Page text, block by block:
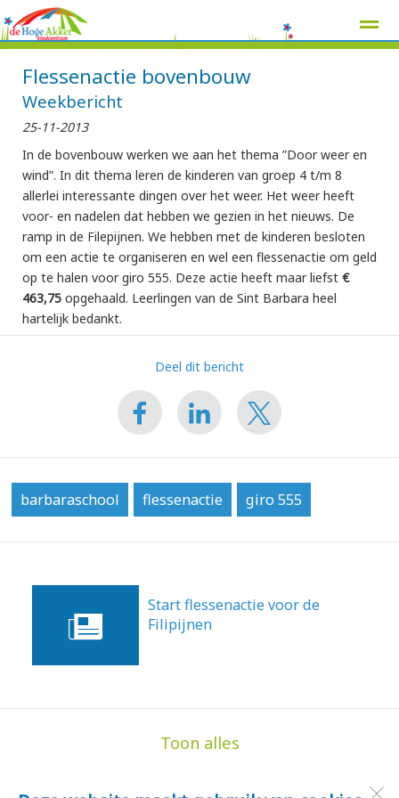
Flessenactie bovenbouw
Weekbericht
25-11-2013
In de bovenbouw werken we aan het thema ”Door weer en
wind”. In dit thema leren de kinderen van groep 4 t/m 8
allerlei interessante dingen over het weer. Het weer heeft
voor- en nadelen dat hebben we gezien in het nieuws. De
ramp in de Filepijnen. We hebben met de kinderen besloten
om een actie te organiseren en wel een flessenactie om geld
op te halen voor giro 555. Deze actie heeft maar liefst €
463,75 opgehaald. Leerlingen van de Sint Barbara heel
hartelijk bedankt.
Deel dit bericht
barbaraschool flessenactie giro 555
Start flessenactie voor de
Filipijnen
Toon alles